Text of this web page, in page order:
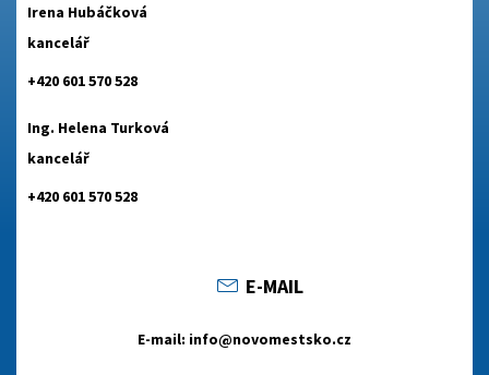
Irena Hubáčková
kancelář
+420 601 570 528
Ing. Helena Turková
kancelář
+420 601 570 528
E-MAIL
E-mail: info@novomestsko.cz